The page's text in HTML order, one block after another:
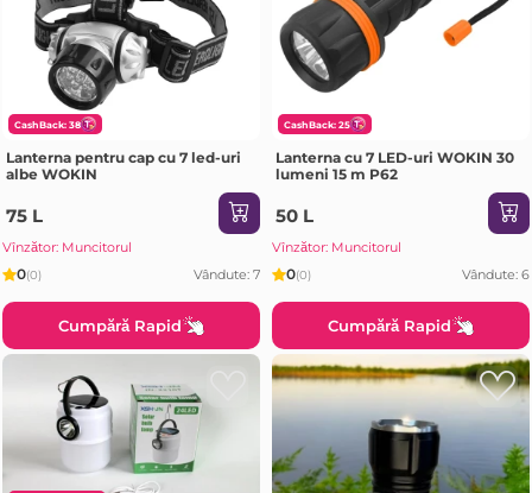
CashBack: 38
Lanterna pentru cap cu 7 led-uri
albe WOKIN
75 L
Vînzător: Muncitorul
0(0) Vândute: 7
Cumpără Rapid
CashBack: 25
Lanterna cu 7 LED-uri WOKIN 30
lumeni 15 m P62
50 L
Vînzător: Muncitorul
0(0) Vândute: 6
Cumpără Rapid